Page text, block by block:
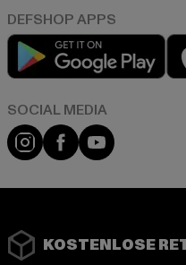
Instagram
FacebookYouTube
KOSTENLOSE